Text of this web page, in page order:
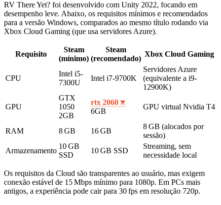
RV There Yet? foi desenvolvido com Unity 2022, focando em
desempenho leve. Abaixo, os requisitos mínimos e recomendados
para a versão Windows, comparados ao mesmo título rodando via
Xbox Cloud Gaming (que usa servidores Azure).
Requisito
Steam
(mínimo)
Steam
(recomendado)
Xbox Cloud Gaming
CPU
Intel i5-
7300U
Intel i7-9700K
Servidores Azure
(equivalente a i9-
12900K)
GPU
GTX
1050
2GB
rtx 2060
6GB
GPU virtual Nvidia T4
RAM 8 GB 16 GB
8 GB (alocados por
sessão)
Armazenamento
10 GB
SSD
10 GB SSD
Streaming, sem
necessidade local
Os requisitos da Cloud são transparentes ao usuário, mas exigem
conexão estável de 15 Mbps mínimo para 1080p. Em PCs mais
antigos, a experiência pode cair para 30 fps em resolução 720p.